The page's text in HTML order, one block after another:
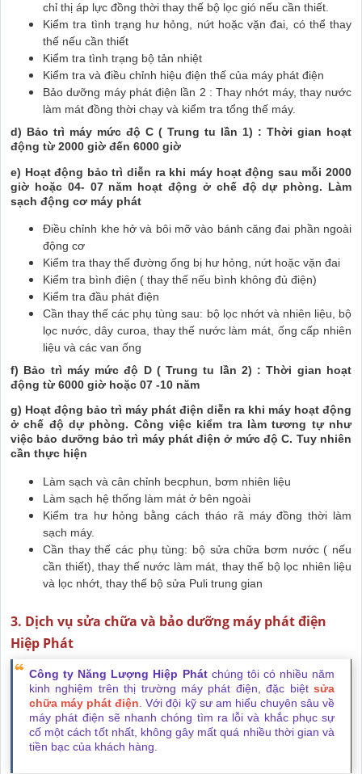
chỉ thị áp lực đồng thời thay thế bộ lọc gió nếu cần thiết.
Kiểm tra tình trạng hư hỏng, nứt hoặc vặn đai, có thể thay
thế nếu cần thiết
Kiểm tra tình trạng bộ tản nhiệt
Kiểm tra và điều chỉnh hiệu điện thế của máy phát điện
Bảo dưỡng máy phát điện lần 2 : Thay nhớt máy, thay nước
làm mát đồng thời chạy và kiểm tra tổng thế máy.
d) Bảo trì máy mức độ C ( Trung tu lần 1) : Thời gian hoạt
động từ 2000 giờ đến 6000 giờ
e) Hoạt động bảo trì diễn ra khi máy hoạt động sau mỗi 2000
giờ hoặc 04- 07 năm hoạt động ở chế độ dự phòng. Làm
sạch động cơ máy phát
Điều chỉnh khe hở và bôi mỡ vào bánh căng đai phần ngoài
động cơ
Kiểm tra thay thế đường ống bị hư hỏng, nứt hoặc vặn đai
Kiểm tra bình điện ( thay thế nếu bình không đủ điện)
Kiểm tra đầu phát điện
Cần thay thế các phụ tùng sau: bộ lọc nhớt và nhiên liệu, bộ
lọc nước, dây curoa, thay thế nước làm mát, ống cấp nhiên
liệu và các van ống
f) Bảo trì máy mức độ D ( Trung tu lần 2) : Thời gian hoạt
động từ 6000 giờ hoặc 07 -10 năm
g) Hoạt động bảo trì máy phát điện diễn ra khi máy hoạt động
ở chế độ dự phòng. Công việc kiểm tra làm tương tự như
việc bảo dưỡng bảo trì máy phát điện ở mức độ C. Tuy nhiên
cần thực hiện
Làm sạch và cân chỉnh becphun, bơm nhiên liệu
Làm sạch hệ thống làm mát ở bên ngoài
Kiểm tra hư hỏng bằng cách tháo rã máy đồng thời làm
sạch máy.
Cần thay thế các phụ tùng: bộ sửa chữa bơm nước ( nếu
cần thiết), thay thế nước làm mát, thay thế bộ lọc nhiên liệu
và lọc nhớt, thay thế bộ sửa Puli trung gian
3. Dịch vụ sửa chữa và bảo dưỡng máy phát điện
Hiệp Phát
Công ty Năng Lượng Hiệp Phát chúng tôi có nhiều năm
kinh nghiệm trên thị trường máy phát điện, đặc biệt sửa
chữa máy phát điện . Với đội kỹ sư am hiểu chuyên sâu về
máy phát điện sẽ nhanh chóng tìm ra lỗi và khắc phục sự
cố một cách tốt nhất, không gây mất quá nhiều thời gian và
tiền bạc của khách hàng.